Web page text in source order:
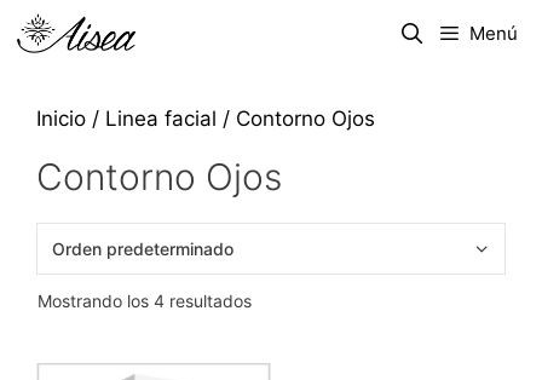
Menú
Inicio / Linea facial / Contorno Ojos
Contorno Ojos
Mostrando los 4 resultados